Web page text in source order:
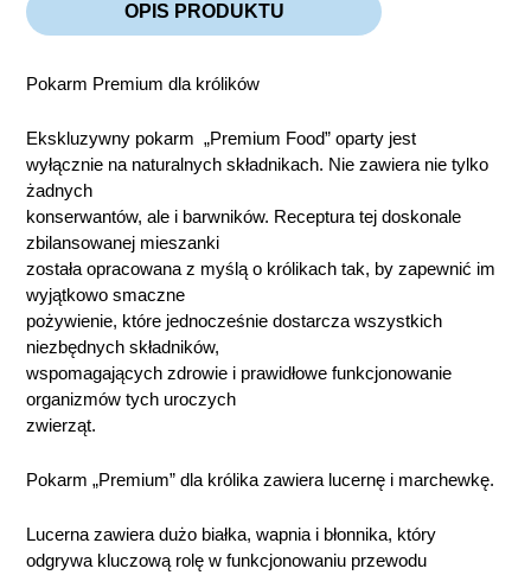
OPIS PRODUKTU
Pokarm Premium dla królików
Ekskluzywny pokarm „Premium Food” oparty jest
wyłącznie na naturalnych składnikach. Nie zawiera nie tylko
żadnych
konserwantów, ale i barwników. Receptura tej doskonale
zbilansowanej mieszanki
została opracowana z myślą o królikach tak, by zapewnić im
wyjątkowo smaczne
pożywienie, które jednocześnie dostarcza wszystkich
niezbędnych składników,
wspomagających zdrowie i prawidłowe funkcjonowanie
organizmów tych uroczych
zwierząt.
Pokarm „Premium” dla królika zawiera lucernę i marchewkę.
Lucerna zawiera dużo białka, wapnia i błonnika, który
odgrywa kluczową rolę w funkcjonowaniu przewodu